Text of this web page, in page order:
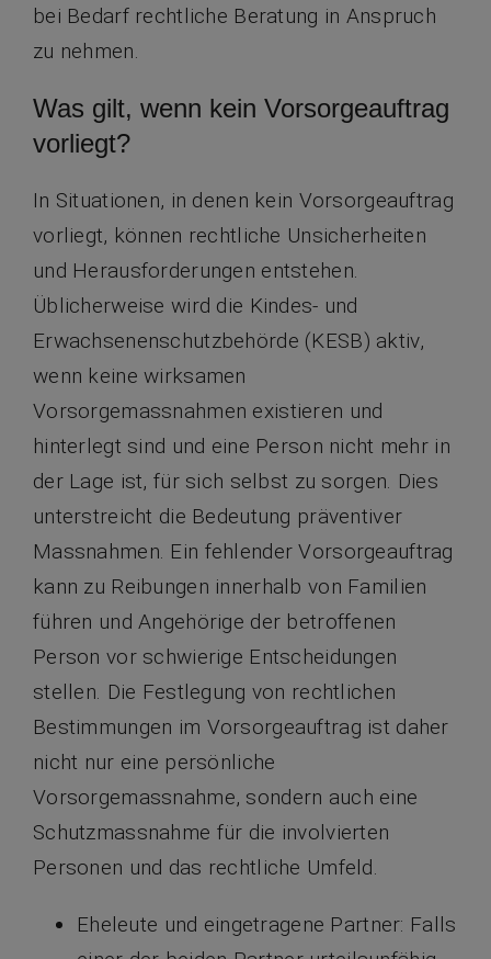
bei Bedarf rechtliche Beratung in Anspruch
zu nehmen.
Was gilt, wenn kein Vorsorgeauftrag
vorliegt?
In Situationen, in denen kein Vorsorgeauftrag
vorliegt, können rechtliche Unsicherheiten
und Herausforderungen entstehen.
Üblicherweise wird die Kindes- und
Erwachsenenschutzbehörde (KESB) aktiv,
wenn keine wirksamen
Vorsorgemassnahmen existieren und
hinterlegt sind und eine Person nicht mehr in
der Lage ist, für sich selbst zu sorgen. Dies
unterstreicht die Bedeutung präventiver
Massnahmen. Ein fehlender Vorsorgeauftrag
kann zu Reibungen innerhalb von Familien
führen und Angehörige der betroffenen
Person vor schwierige Entscheidungen
stellen. Die Festlegung von rechtlichen
Bestimmungen im Vorsorgeauftrag ist daher
nicht nur eine persönliche
Vorsorgemassnahme, sondern auch eine
Schutzmassnahme für die involvierten
Personen und das rechtliche Umfeld.
Eheleute und eingetragene Partner: Falls